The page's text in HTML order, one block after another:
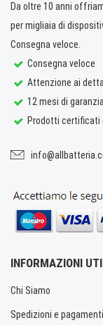
Da oltre 10 anni
per migliaia di
Consegna veloce.
Consegna veloce
Attenzione ai
12 mesi di
Prodotti certificati
INFORMAZIONI
Chi Siamo
Spedizioni e pagamenti